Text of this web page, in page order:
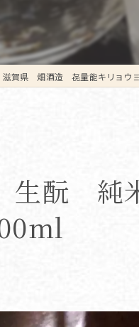
焼
滋賀県 畑酒造 㐂量能キリョ
生酛